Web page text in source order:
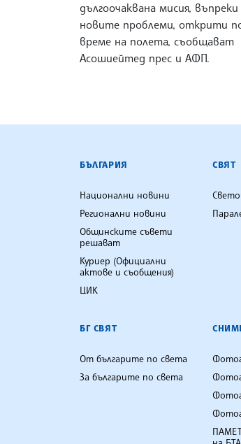
дългоочаквана мисия, въпреки
новите проблеми, открити
време на полета, съобщават
Асошиейтед прес и АФП.
БЪЛГАРСКА
БЪЛГАРИЯ
Национални новини
Регионални новини
Общинските съвети
решават
Куриер (Официални
актове и съобщения)
ЦИК
СВЯТ
БГ СВЯТ
От българите по света
За българите по света